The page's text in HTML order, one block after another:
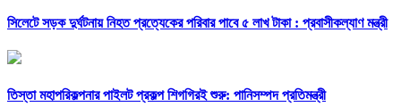
সিলেটে সড়ক দুর্ঘটনায় নিহত প্রত্যেকের পরিবার পাবে ৫ লাখ টাকা : প্রবাসীকল্যাণ মন্ত্রী
তিস্তা মহাপরিকল্পনার পাইলট প্রকল্প শিগগিরই শুরু: পানিসম্পদ প্রতিমন্ত্রী